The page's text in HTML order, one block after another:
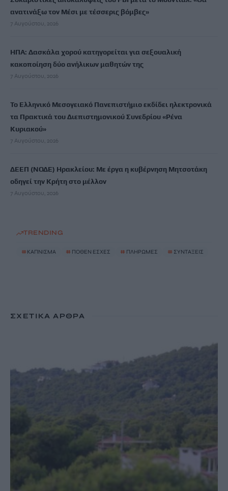
ανατινάξω τον Μέσι με τέσσερις βόμβες»
7 Αυγούστου, 2026
ΗΠΑ: Δασκάλα χορού κατηγορείται για σεξουαλική
κακοποίηση δύο ανήλικων μαθητών της
7 Αυγούστου, 2026
Το Ελληνικό Μεσογειακό Πανεπιστήμιο εκδίδει ηλεκτρονικά
τα Πρακτικά του Διεπιστημονικού Συνεδρίου «Ρένα
Κυριακού»
7 Αυγούστου, 2026
ΔΕΕΠ (ΝΟΔΕ) Ηρακλείου: Με έργα η κυβέρνηση Μητσοτάκη
οδηγεί την Κρήτη στο μέλλον
7 Αυγούστου, 2026
TRENDING
# ΚΑΠΝΙΣΜΑ # ΠΟΘΕΝ ΕΣΧΕΣ # ΠΛΗΡΩΜΕΣ # ΣΥΝΤΑΞΕΙΣ
ΣΧΕΤΙΚΆ ΆΡΘΡΑ